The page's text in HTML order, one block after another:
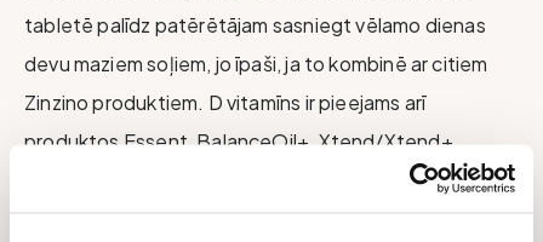
tabletē palīdz patērētājam sasniegt vēlamo dienas
devu maziem soļiem, jo īpaši, ja to kombinē ar citiem
Zinzino produktiem. D vitamīns ir pieejams arī
produktos Essent, BalanceOil+, Xtend/Xtend+,